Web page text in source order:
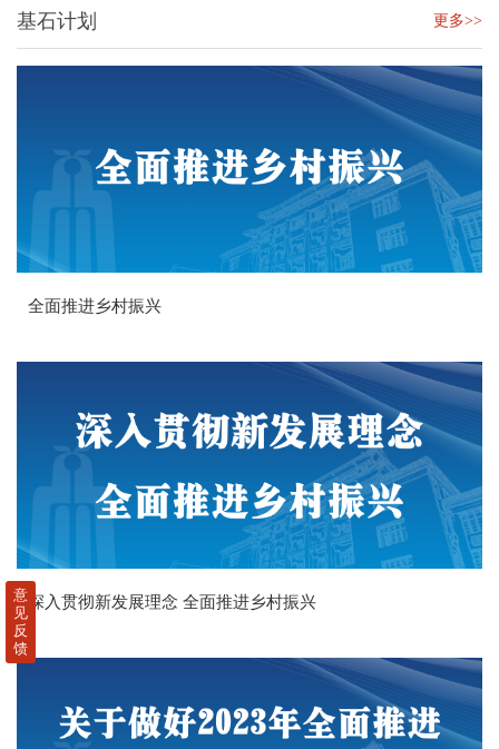
基石计划 更多>>
全面推进乡村振兴
深入贯彻新发展理念 全面推进乡村振兴
意
见
反
馈